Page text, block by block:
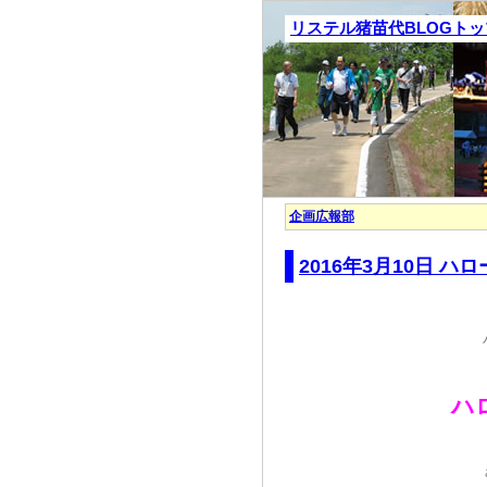
リステル猪苗代BLOGト
企画広報部
2016年3月10日 ハロ
ハ